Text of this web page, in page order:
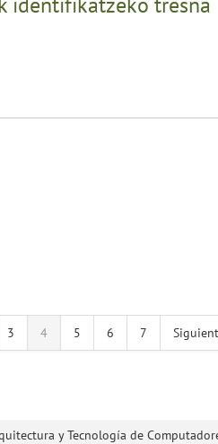
3 4 5 6 7
y Tecnología de